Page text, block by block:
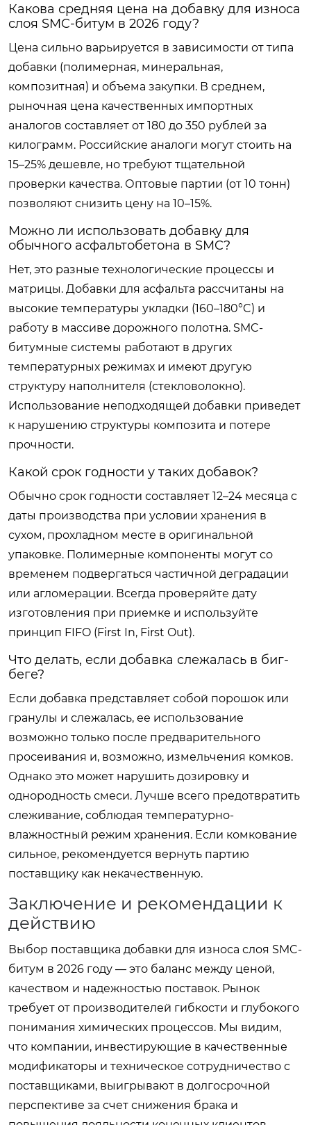
Какова средняя цена на добавку для износа
слоя SMC-битум в 2026 году?
Цена сильно варьируется в зависимости от типа
добавки (полимерная, минеральная,
композитная) и объема закупки. В среднем,
рыночная цена качественных импортных
аналогов составляет от 180 до 350 рублей за
килограмм. Российские аналоги могут стоить на
15–25% дешевле, но требуют тщательной
проверки качества. Оптовые партии (от 10 тонн)
позволяют снизить цену на 10–15%.
Можно ли использовать добавку для
обычного асфальтобетона в SMC?
Нет, это разные технологические процессы и
матрицы. Добавки для асфальта рассчитаны на
высокие температуры укладки (160–180°C) и
работу в массиве дорожного полотна. SMC-
битумные системы работают в других
температурных режимах и имеют другую
структуру наполнителя (стекловолокно).
Использование неподходящей добавки приведет
к нарушению структуры композита и потере
прочности.
Какой срок годности у таких добавок?
Обычно срок годности составляет 12–24 месяца с
даты производства при условии хранения в
сухом, прохладном месте в оригинальной
упаковке. Полимерные компоненты могут со
временем подвергаться частичной деградации
или агломерации. Всегда проверяйте дату
изготовления при приемке и используйте
принцип FIFO (First In, First Out).
Что делать, если добавка слежалась в биг-
беге?
Если добавка представляет собой порошок или
гранулы и слежалась, ее использование
возможно только после предварительного
просеивания и, возможно, измельчения комков.
Однако это может нарушить дозировку и
однородность смеси. Лучше всего предотвратить
слеживание, соблюдая температурно-
влажностный режим хранения. Если комкование
сильное, рекомендуется вернуть партию
поставщику как некачественную.
Заключение и рекомендации к
действию
Выбор поставщика добавки для износа слоя SMC-
битум в 2026 году — это баланс между ценой,
качеством и надежностью поставок. Рынок
требует от производителей гибкости и глубокого
понимания химических процессов. Мы видим,
что компании, инвестирующие в качественные
модификаторы и техническое сотрудничество с
поставщиками, выигрывают в долгосрочной
перспективе за счет снижения брака и